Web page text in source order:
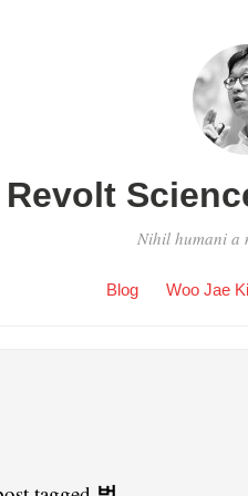
Revolt
Nihil humani a
Blog Woo Jae